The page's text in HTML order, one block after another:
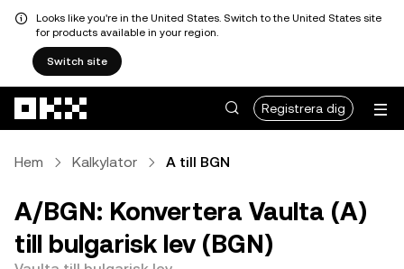
Looks like you're in the United States. Switch to the United States site
for products available in your region.
Switch site
Registrera dig
Hem Kalkylator A till BGN
A/BGN: Konvertera Vaulta (A)
till bulgarisk lev (BGN)